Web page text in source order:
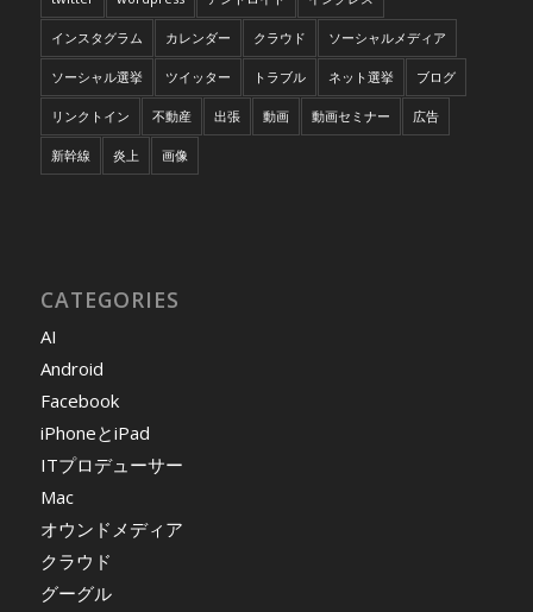
インスタグラム カレンダー クラウド ソーシャルメディア
ソーシャル選挙 ツイッター トラブル ネット選挙 ブログ
リンクトイン 不動産 出張 動画 動画セミナー 広告
新幹線 炎上 画像
CATEGORIES
AI
Android
Facebook
iPhoneとiPad
ITプロデューサー
Mac
オウンドメディア
クラウド
グーグル